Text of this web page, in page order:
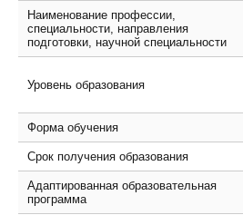
Наименование профессии,
специальности, направления
подготовки, научной специальности
Уровень образования
Форма обучения
Срок получения образования
Адаптированная образовательная
программа